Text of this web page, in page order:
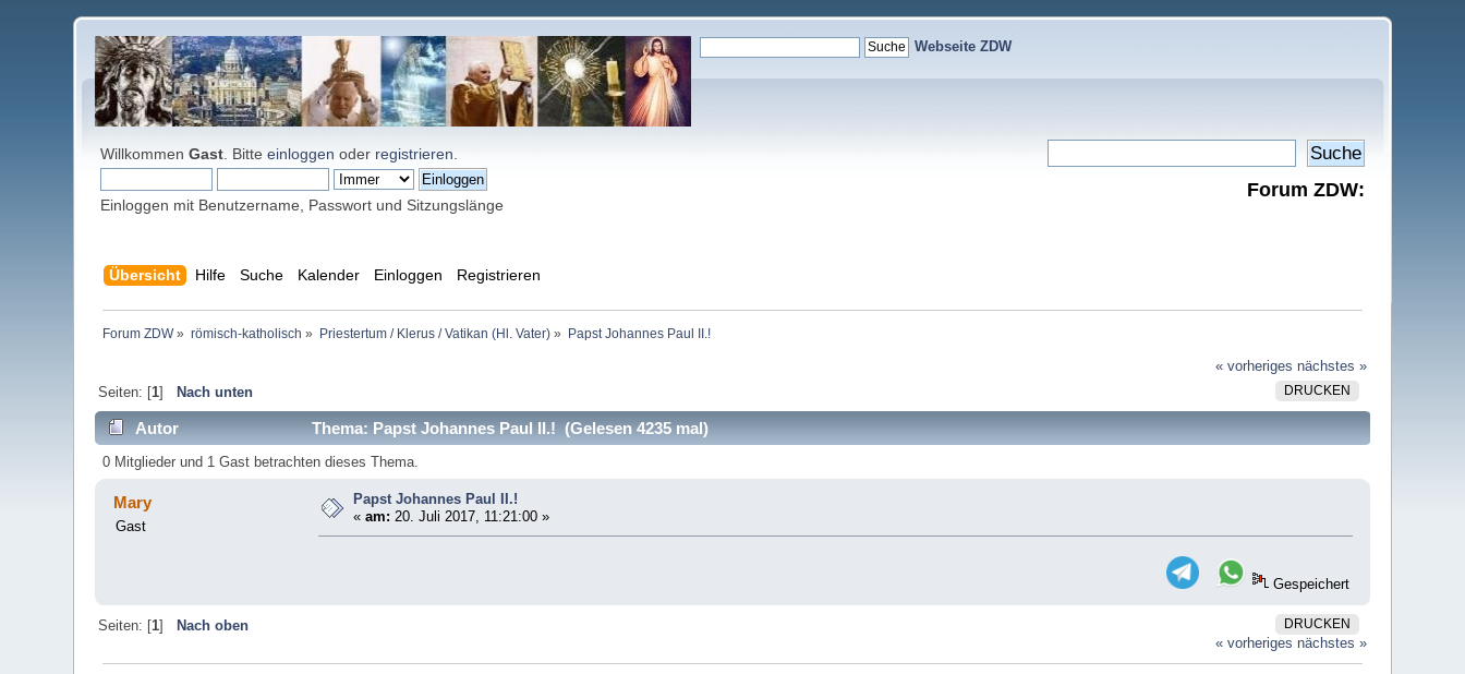
Webseite ZDW
WillkommenGast . Bitteeinloggen oder registrieren
Einloggen mit Benutzername, Passwort und Sitzungslänge
Forum ZDW:
Übersicht Hilfe Suche Kalender Einloggen Registrieren
Forum ZDW» römisch-katholisch » Priestertum / Klerus / Vatikan (Hl. Vater)» Papst Johannes Paul II.!
« vorheriges nächstes »
DRUCKEN
Seiten: [1] Nach unten
Autor Thema: Papst Johannes Paul II.! (Gelesen 4235 mal)
0 Mitglieder und 1 Gast betrachten dieses Thema.
Mary
Gast
Papst Johannes Paul II.!
«am: 20. Juli 2017, 11:21:00 »
Gespeichert
DRUCKEN
Seiten: [1]
Nach oben
« vorheriges nächstes »